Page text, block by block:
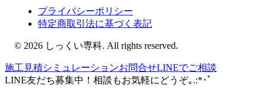
プライバシーポリシー
特定商取引法に基づく表記
© 2026 しっくい専科. All rights reserved.
施工見積シミュレーションお問合せLINEでご相談
LINE友だち募集中！ 相談もお気軽にどうぞ｡.:*･ﾟ